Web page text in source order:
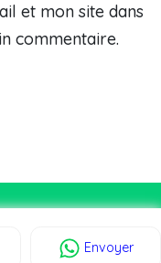
Envoyer
et mon site dans
commentaire.
Plan de site